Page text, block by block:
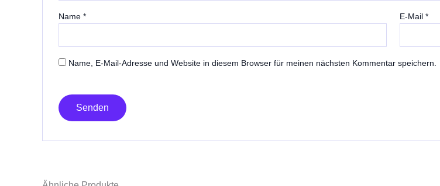
Name * E-Mail*
Name, E-Mail-Adresse und Website in diesem Browser für meinen nächsten Kommentar speichern.